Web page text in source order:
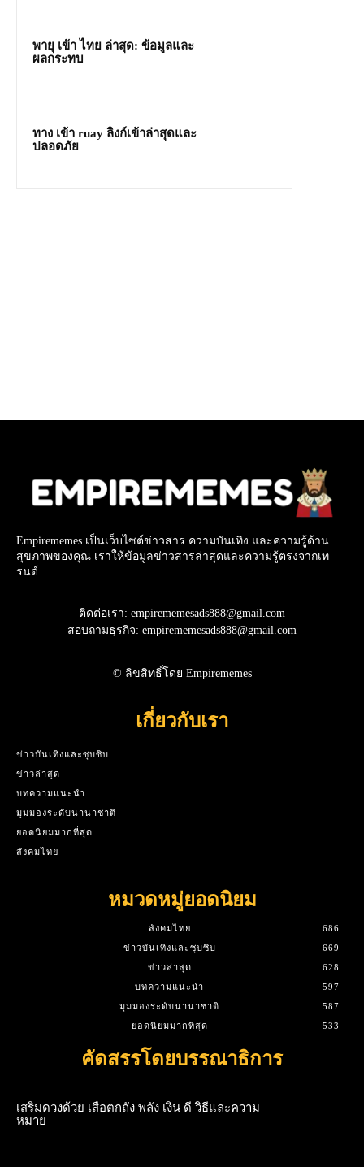
พายุ เข้า ไทย ล่าสุด: ข้อมูลและ
ผลกระทบ
ทาง เข้า ruay ลิงก์เข้าล่าสุดและ
ปลอดภัย
Empirememes เป็นเว็บไซต์ข่าวสาร ความบันเทิง และความรู้ด้าน
สุขภาพของคุณ เราให้ข้อมูลข่าวสารล่าสุดและความรู้ตรงจากเท
รนด์
ติดต่อเรา: empirememesads888@gmail.com
สอบถามธุรกิจ: empirememesads888@gmail.com
© ลิขสิทธิ์โดย Empirememes
เกี่ยวกับเรา
ข่าวบันเทิงและซุบซิบ
ข่าวล่าสุด
บทความแนะนำ
มุมมองระดับนานาชาติ
ยอดนิยมมากที่สุด
สังคมไทย
หมวดหมู่ยอดนิยม
สังคมไทย
686
ข่าวบันเทิงและซุบซิบ
669
ข่าวล่าสุด
628
บทความแนะนำ
597
มุมมองระดับนานาชาติ
587
ยอดนิยมมากที่สุด
533
คัดสรรโดยบรรณาธิการ
เสริมดวงด้วย เสือตกถัง พลัง เงิน ดี วิธีและความ
หมาย